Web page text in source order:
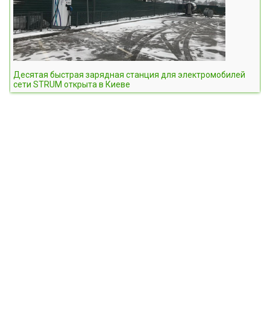
Десятая быстрая зарядная станция для электромобилей
сети STRUM открыта в Киеве